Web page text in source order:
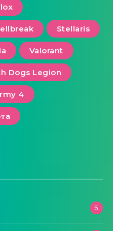
Stellaris
Valorant
Dogs Legion
4
5